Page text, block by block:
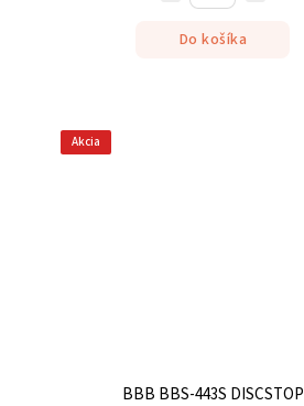
Do košíka
Akcia
BBB BBS-443S DISCSTOP